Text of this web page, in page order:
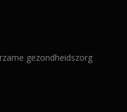
gezondheidszorg